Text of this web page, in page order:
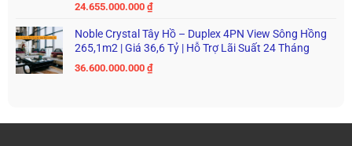
24.655.000.000 ₫
Noble Crystal Tây Hồ – Duplex 4PN View Sông Hồng
265,1m2 | Giá 36,6 Tỷ | Hỗ Trợ Lãi Suất 24 Tháng
36.600.000.000 ₫